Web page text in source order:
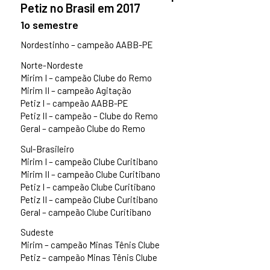
Petiz no Brasil em 2017
1o semestre
Nordestinho – campeão AABB-PE
Norte-Nordeste
Mirim I – campeão Clube do Remo
Mirim II – campeão Agitação
Petiz I – campeão AABB-PE
Petiz II – campeão – Clube do Remo
Geral – campeão Clube do Remo
Sul-Brasileiro
Mirim I – campeão Clube Curitibano
Mirim II – campeão Clube Curitibano
Petiz I – campeão Clube Curitibano
Petiz II – campeão Clube Curitibano
Geral – campeão Clube Curitibano
Sudeste
Mirim – campeão Minas Tênis Clube
Petiz – campeão Minas Tênis Clube